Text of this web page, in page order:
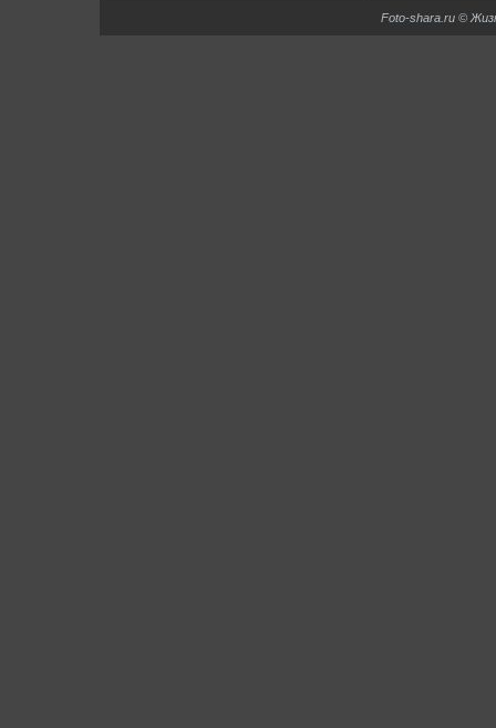
Foto-shara.ru ©